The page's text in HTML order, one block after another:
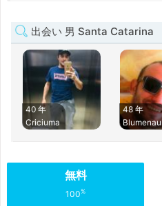
出会い 男 Santa Catarina
40 年
Criciuma
48 年
Blumenau
無料
100%